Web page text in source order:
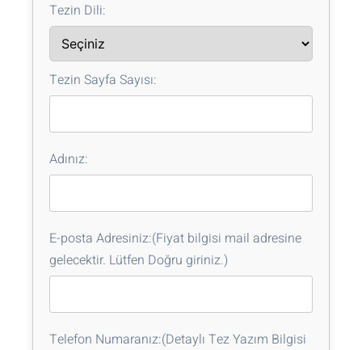
Tezin Dili:
Tezin Sayfa Sayısı:
Adınız:
E-posta Adresiniz:(Fiyat bilgisi mail adresine
gelecektir. Lütfen Doğru giriniz.)
Telefon Numaranız:(Detaylı Tez Yazım Bilgisi